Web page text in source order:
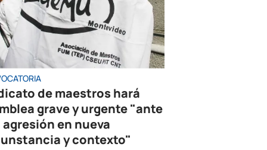
de maestros hará
grave y urgente "ante
agresión en nueva
y contexto"